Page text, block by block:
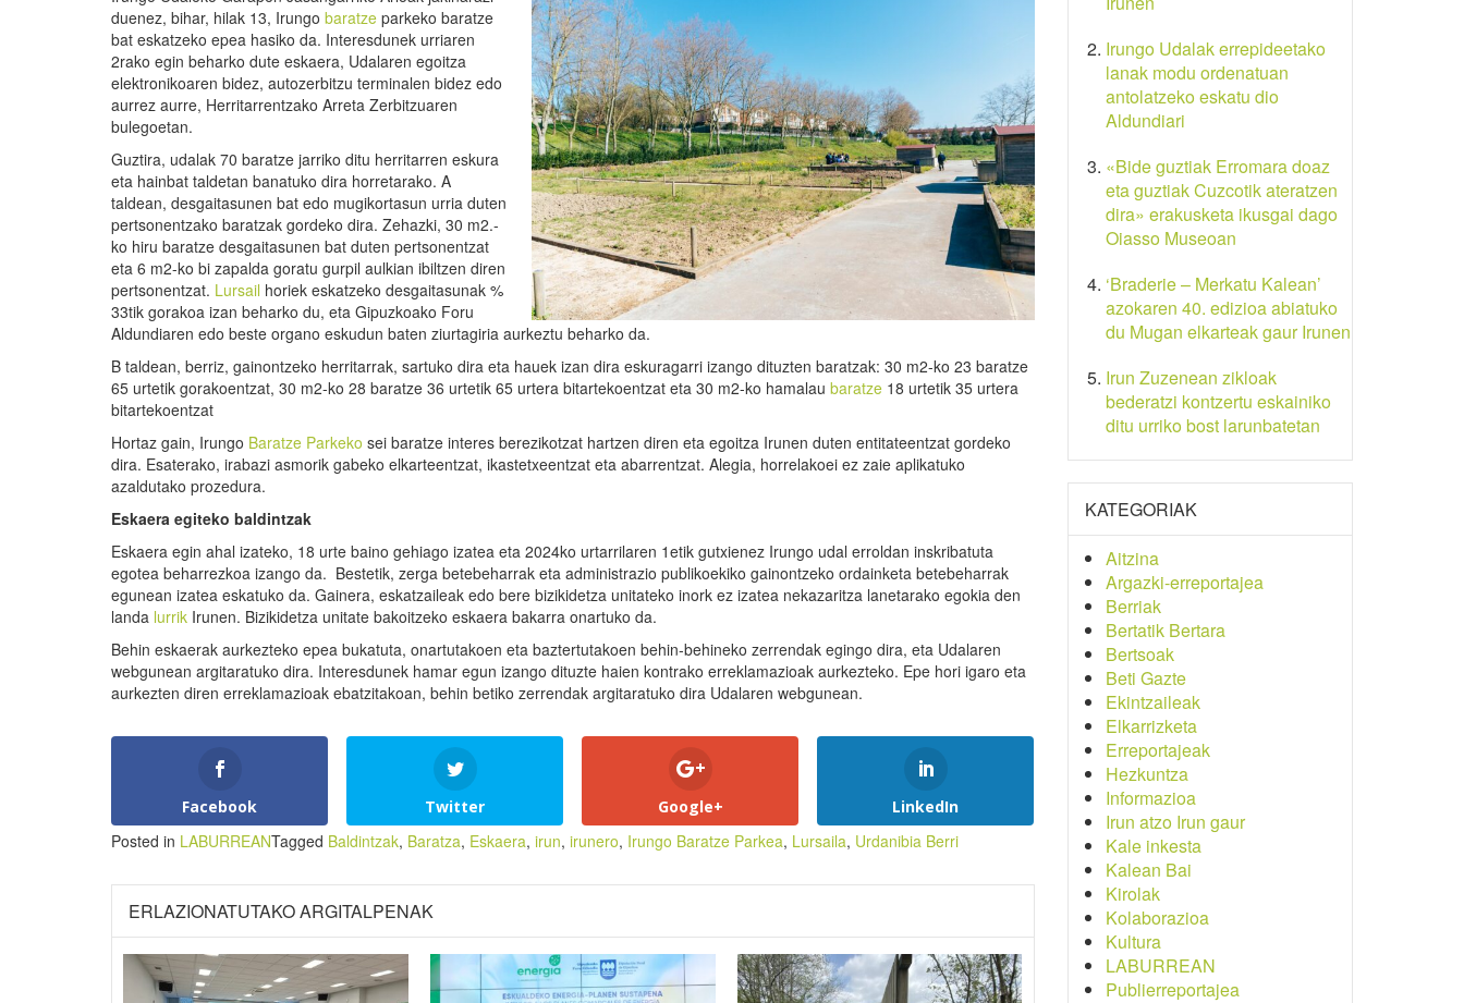
duenez, bihar, hilak 13, Irungo baratze parkeko baratze
bat eskatzeko epea hasiko da. Interesdunek urriaren
2rako egin beharko dute eskaera, Udalaren egoitza
elektronikoaren bidez, autozerbitzu terminalen bidez edo
aurrez aurre, Herritarrentzako Arreta Zerbitzuaren
bulegoetan.
Guztira, udalak 70 baratze jarriko ditu herritarren eskura
eta hainbat taldetan banatuko dira horretarako. A
taldean, desgaitasunen bat edo mugikortasun urria duten
per­tso­nentzako baratzak gordeko dira. Zehazki, 30 m2.-
ko hiru baratze desgaitasunen bat duten pertsonentzat
eta 6 m2-ko bi zapalda goratu gurpil aulkian ibil­tzen diren
per­tso­nentzat. Lursail horiek eskatzeko desgaitasunak %
33tik gorakoa izan beharko du, eta Gipuzkoako Foru
Aldundiaren edo beste organo eskudun baten ziurtagiria aurkeztu beharko da.
B taldean, berriz, gainontzeko herritarrak, sartuko dira eta hauek izan dira eskuragarri izango dituzten baratzak: 30 m2-ko 23 baratze
65 urtetik gorakoentzat, 30 m2-ko 28 baratze 36 urtetik 65 urtera bitartekoentzat eta 30 m2-ko hamalau baratze 18 urtetik 35 urtera
bitartekoentzat
Hortaz gain, Irungo Baratze Parkeko sei baratze interes berezikotzat hartzen diren eta egoitza Irunen duten entitateentzat gordeko
dira. Esaterako, irabazi asmorik gabeko elkarteentzat, ikastetxeentzat eta abarrentzat. Alegia, horrelakoei ez zaie aplikatuko
azaldutako prozedura.
Eskaera egiteko baldintzak
Eskaera egin ahal izateko, 18 urte baino gehiago izatea eta 2024ko urtarrilaren 1etik gutxienez Irungo udal erroldan inskribatuta
egotea beharrezkoa izango da. Bestetik, zerga betebeharrak eta administrazio publikoekiko gainontzeko ordainketa betebeharrak
egunean izatea eskatuko da. Gainera, eskatzaileak edo bere bizikidetza unitateko inork ez izatea nekazaritza lanetarako egokia den
landa lurrik Irunen. Bizikidetza unitate bakoitzeko eskaera bakarra onartuko da.
Behin eskaerak aurkezteko epea bukatuta, onartutakoen eta baztertutakoen behin-behineko zerrendak egingo dira, eta Udalaren
webgunean argitaratuko dira. Interesdunek hamar egun izango dituzte haien kontrako erreklamazioak aurkezteko. Epe hori igaro eta
aurkezten diren erreklamazioak ebatzitakoan, behin betiko zerrendak argitaratuko dira Udalaren webgunean.
Facebook Twitter Google+ LinkedIn
Posted in LABURREANTagged Baldintzak, Baratza, Eskaera, irun, irunero, Irungo Baratze Parkea, Lursaila, Urdanibia Berri
ERLAZIONATUTAKO ARGITALPENAK
Irungo Udalak errepideetako
lanak modu ordenatuan
antolatzeko eskatu dio
Aldundiari
«Bide guztiak Erromara doaz
eta guztiak Cuzcotik ateratzen
dira» erakusketa ikusgai dago
Oiasso Museoan
‘Braderie – Merkatu Kalean’
azokaren 40. edizioa abiatuko
du Mugan elkarteak gaur Irunen
Irun Zuzenean zikloak
bederatzi kontzertu eskainiko
ditu urriko bost larunbatetan
KATEGORIAK
Aitzina
Argazki-erreportajea
Berriak
Bertatik Bertara
Bertsoak
Beti Gazte
Ekintzaileak
Elkarrizketa
Erreportajeak
Hezkuntza
Informazioa
Irun atzo Irun gaur
Kale inkesta
Kalean Bai
Kirolak
Kolaborazioa
Kultura
LABURREAN
Publierreportajea